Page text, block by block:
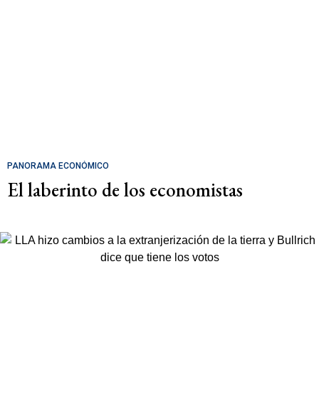
PANORAMA ECONÓMICO
El laberinto de los economistas